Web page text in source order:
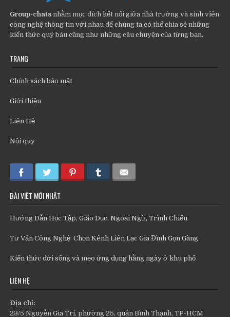
Group-chats nhằm mục đích kết nối giữa nhà trường và sinh viên
công nghệ thông tin với nhau để chúng ta có thể chia sẻ những
kiến thức quý báu cũng như những câu chuyện của từng bạn.
TRANG
Chính sách bảo mật
Giới thiệu
Liên Hệ
Nội quy
BÀI VIẾT MỚI NHẤT
Hướng Dẫn Học Tập, Giáo Dục, Ngoại Ngữ, Trình Chiếu
Tư Vấn Công Nghệ: Chọn Kênh Liên Lạc Gia Đình Gọn Gàng
Kiến thức đời sống và mẹo ứng dụng hằng ngày ở khu phố
LIÊN HỆ
Địa chỉ:
23/5 Nguyễn Gia Trí, phường 25, quận Bình Thạnh, TP-HCM